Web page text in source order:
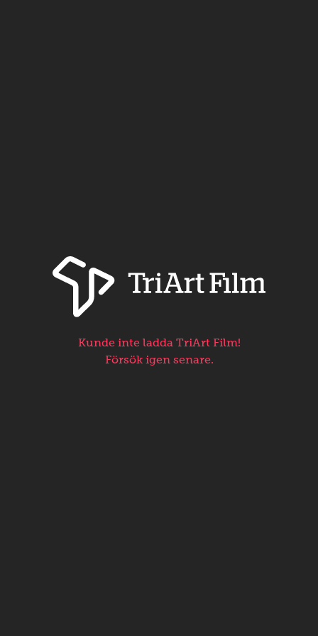
Kunde inte ladda TriArt Film!
Försök igen senare.